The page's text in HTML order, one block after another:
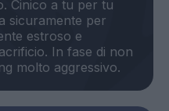
Cinico a tu per tu
sicuramente per
estroso e
In fase di non